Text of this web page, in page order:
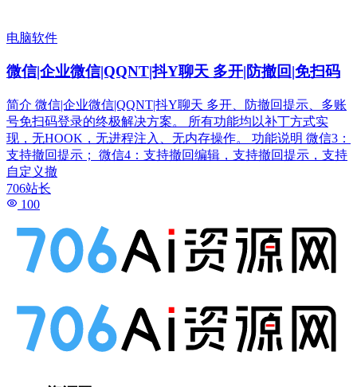
电脑软件
微信|企业微信|QQNT|抖Y聊天 多开|防撤回|免扫码
简介 微信|企业微信|QQNT|抖Y聊天 多开、防撤回提示、多账
号免扫码登录的终极解决方案。 所有功能均以补丁方式实
现，无HOOK，无进程注入、无内存操作。 功能说明 微信3：
支持撤回提示； 微信4：支持撤回编辑，支持撤回提示，支持
自定义撤
706站长
100